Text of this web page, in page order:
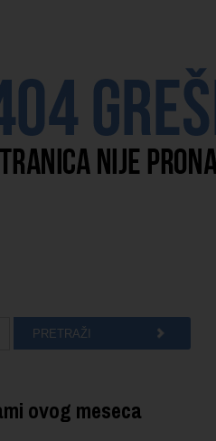
ovog meseca